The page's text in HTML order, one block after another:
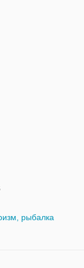
рыбалка